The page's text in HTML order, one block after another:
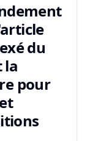
du
la
pour